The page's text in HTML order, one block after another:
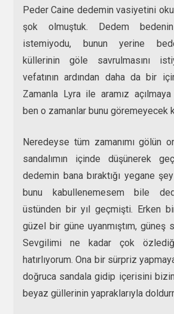
Peder Caine dedemin vasiyetini
şok olmuştuk. Dedem
istemiyodu, bunun yerine
küllerinin göle savrulmasını
vefatının ardından daha da bir
Zamanla Lyra ile aramız açılmaya
ben o zamanlar bunu göremeyecek
Neredeyse tüm zamanımı gölün
sandalımın içinde düşünerek
dedemin bana bıraktığı yegane
bunu kabullenemesem bile
üstünden bir yıl geçmişti. Erken
güzel bir güne uyanmıştım, güneş
Sevgilimi ne kadar çok
hatırlıyorum. Ona bir sürpriz
doğruca sandala gidip içerisini
beyaz güllerinin yapraklarıyla